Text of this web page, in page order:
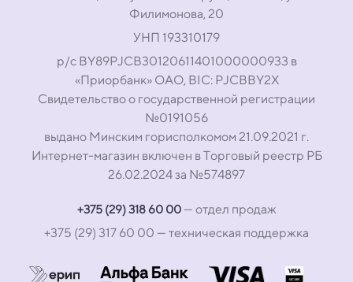
Филимонова, 20
УНП 193310179
р/с BY89PJCB30120611401000000933 в
«Приорбанк» ОАО, BIC: PJCBBY2X
Свидетельство о государственной регистрации
№0191056
выдано Минским горисполкомом 21.09.2021 г.
Интернет-магазин включен в Торговый реестр РБ
26.02.2024 за №574897
+375 (29) 318 60 00— отдел продаж
+375 (29) 317 60 00 — техническая поддержка